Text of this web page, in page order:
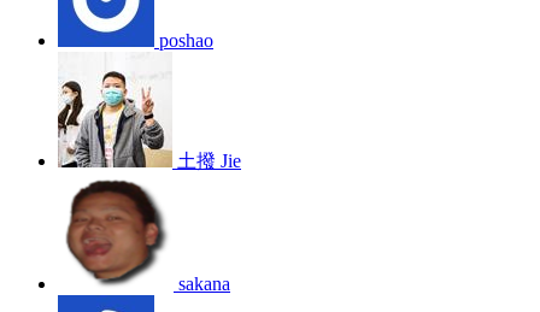
poshao
土撥 Jie
sakana